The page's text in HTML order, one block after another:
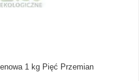
1 kg Pięć Przemian